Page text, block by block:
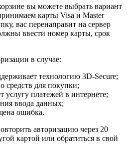
вы можете выбрать вариант
карты Visa и Master
вас перенаправит на сервер
ввести номер карты, срок
в случае:
технологию 3D-Secure;
средств для покупки;
услугу платежей в интернете;
ввода данных;
ошибка.
авторизацию через 20
картой или обратиться в свой